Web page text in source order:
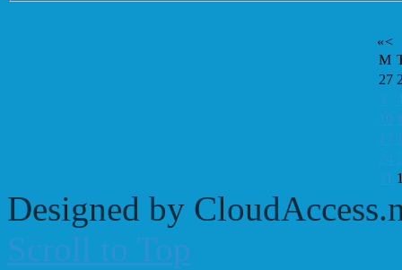
«<
M
27
3
10
17
24
31
Designed by
Scroll to Top